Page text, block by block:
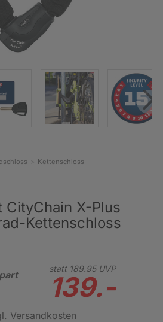
Kettenschloss
CityChain X-Plus
Kettenschloss
statt 189.95UVP
139.-
Versandkosten